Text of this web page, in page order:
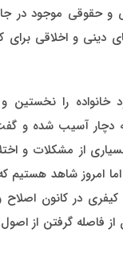
و حقوقی موجود در
دینی و اخلاقی
را نخستین و
دچار آسیب شده و
از مشکلات و
امروز شاهد هستیم
۶ سابقه کیفری در کانون
از فاصله گرفتن از